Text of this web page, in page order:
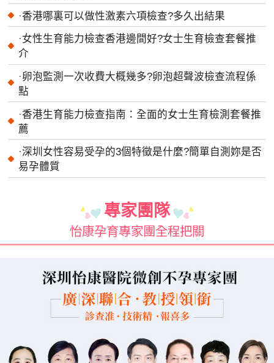
·香港哪裏可以做性激素六項檢查?多久出結果
·女性生育能力檢查香港邊間好?女士生育檢查套餐推
介
·卵泡監測一次收費大概幾多?卵泡超聲波檢查流程係
點
·香港生育能力檢查指南：全面的女士生育檢測套餐推
薦
·深圳女性容易受孕的3個特徵是什麼?簡單自測妳是否
易孕體質
專家團隊
怡康孕育專家團全程把關